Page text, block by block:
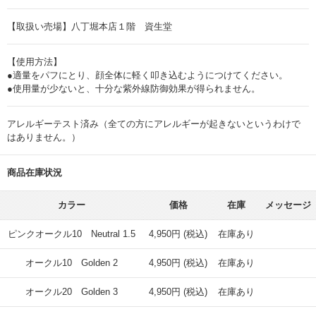
【取扱い売場】八丁堀本店１階 資生堂
【使用方法】
●適量をパフにとり、顔全体に軽く叩き込むようにつけてください。
●使用量が少ないと、十分な紫外線防御効果が得られません。
アレルギーテスト済み（全ての方にアレルギーが起きないというわけで
はありません。）
商品在庫状況
カラー 価格 在庫 メッセージ
ピンクオークル10 Neutral 1.5 4,950円 (税込) 在庫あり
オークル10 Golden 2 4,950円 (税込) 在庫あり
オークル20 Golden 3 4,950円 (税込) 在庫あり